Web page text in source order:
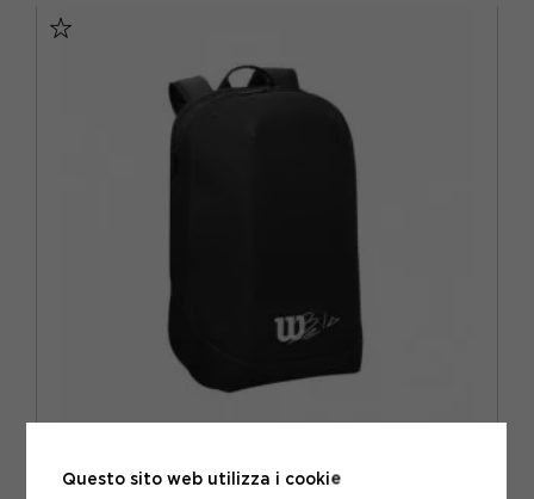
NERO
Questo sito web utilizza i cookie